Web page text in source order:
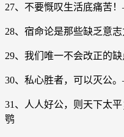
27、不要慨叹生活底痛
28、宿命论是那些缺乏意
29、我们唯一不会改正的
30、私心胜者，可以灭公
31、人人好公，则天下太
鹗